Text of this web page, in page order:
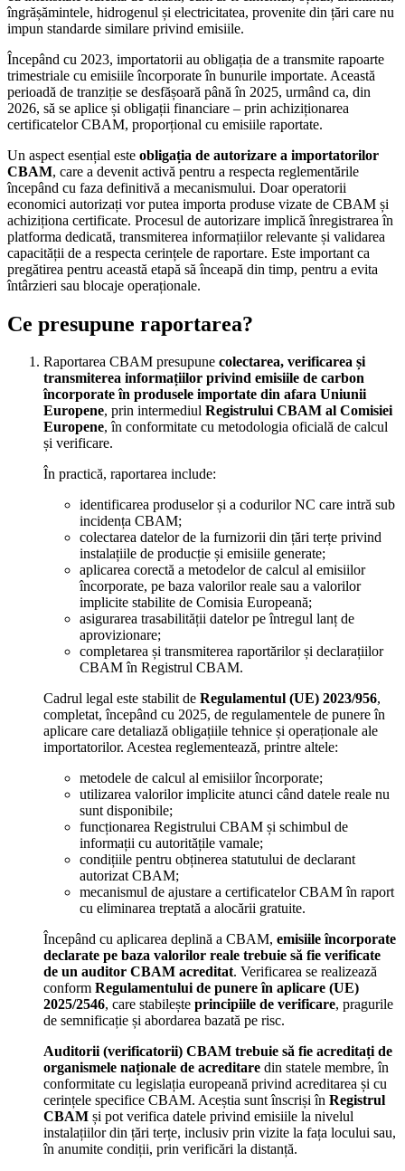
îngrășămintele, hidrogenul și electricitatea, provenite din țări care nu
impun standarde similare privind emisiile.
Începând cu 2023, importatorii au obligația de a transmite rapoarte
trimestriale cu emisiile încorporate în bunurile importate. Această
perioadă de tranziție se desfășoară până în 2025, urmând ca, din
2026, să se aplice și obligații financiare – prin achiziționarea
certificatelor CBAM, proporțional cu emisiile raportate.
Un aspect esențial este obligația de autorizare a importatorilor
CBAM, care a devenit activă pentru a respecta reglementările
începând cu faza definitivă a mecanismului. Doar operatorii
economici autorizați vor putea importa produse vizate de CBAM și
achiziționa certificate. Procesul de autorizare implică înregistrarea în
platforma dedicată, transmiterea informațiilor relevante și validarea
capacității de a respecta cerințele de raportare. Este important ca
pregătirea pentru această etapă să înceapă din timp, pentru a evita
întârzieri sau blocaje operaționale.
Ce presupune raportarea?
Raportarea CBAM presupune colectarea, verificarea și
transmiterea informațiilor privind emisiile de carbon
încorporate în produsele importate din afara Uniunii
Europene, prin intermediul Registrului CBAM al Comisiei
Europene, în conformitate cu metodologia oficială de calcul
și verificare.
În practică, raportarea include:
identificarea produselor și a codurilor NC care intră sub
incidența CBAM;
colectarea datelor de la furnizorii din țări terțe privind
instalațiile de producție și emisiile generate;
aplicarea corectă a metodelor de calcul al emisiilor
încorporate, pe baza valorilor reale sau a valorilor
implicite stabilite de Comisia Europeană;
asigurarea trasabilității datelor pe întregul lanț de
aprovizionare;
completarea și transmiterea raportărilor și declarațiilor
CBAM în Registrul CBAM.
Cadrul legal este stabilit de Regulamentul (UE) 2023/956,
completat, începând cu 2025, de regulamentele de punere în
aplicare care detaliază obligațiile tehnice și operaționale ale
importatorilor. Acestea reglementează, printre altele:
metodele de calcul al emisiilor încorporate;
utilizarea valorilor implicite atunci când datele reale nu
sunt disponibile;
funcționarea Registrului CBAM și schimbul de
informații cu autoritățile vamale;
condițiile pentru obținerea statutului de declarant
autorizat CBAM;
mecanismul de ajustare a certificatelor CBAM în raport
cu eliminarea treptată a alocării gratuite.
Începând cu aplicarea deplină a CBAM, emisiile încorporate
declarate pe baza valorilor reale trebuie să fie verificate
de un auditor CBAM acreditat. Verificarea se realizează
conform Regulamentului de punere în aplicare (UE)
2025/2546, care stabilește principiile de verificare, pragurile
de semnificație și abordarea bazată pe risc.
Auditorii (verificatorii) CBAM trebuie să fie acreditați de
organismele naționale de acreditare din statele membre, în
conformitate cu legislația europeană privind acreditarea și cu
cerințele specifice CBAM. Aceștia sunt înscriși în Registrul
CBAM și pot verifica datele privind emisiile la nivelul
instalațiilor din țări terțe, inclusiv prin vizite la fața locului sau,
în anumite condiții, prin verificări la distanță.